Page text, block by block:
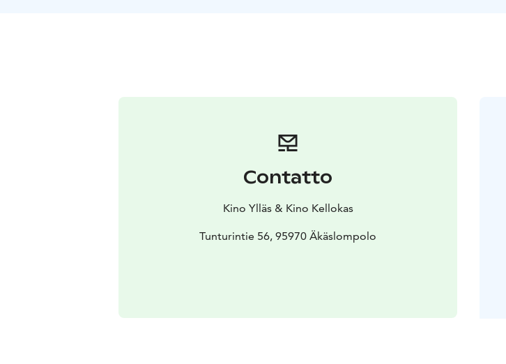
Contatto
Kino Ylläs & Kino Kellokas
Tunturintie 56, 95970 Äkäslompolo